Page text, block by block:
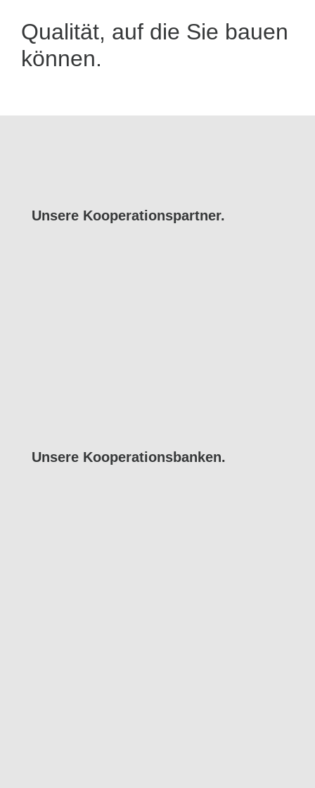
Qualität, auf die Sie bauen
können.
Unsere Ko­opera­tions­part­ner.
Unsere Kooperations­ban­ken.